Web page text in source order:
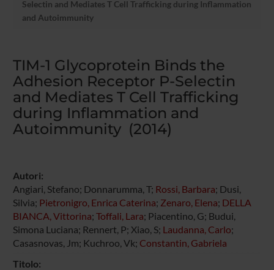
Selectin and Mediates T Cell Trafficking during Inflammation
and Autoimmunity
TIM-1 Glycoprotein Binds the
Adhesion Receptor P-Selectin
and Mediates T Cell Trafficking
during Inflammation and
Autoimmunity (2014)
Autori:
Angiari, Stefano; Donnarumma, T; Rossi, Barbara; Dusi,
Silvia; Pietronigro, Enrica Caterina; Zenaro, Elena; DELLA
BIANCA, Vittorina; Toffali, Lara; Piacentino, G; Budui,
Simona Luciana; Rennert, P; Xiao, S; Laudanna, Carlo;
Casasnovas, Jm; Kuchroo, Vk; Constantin, Gabriela
Titolo: